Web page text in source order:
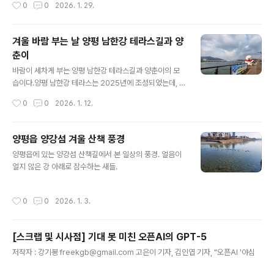
개월이 경과한 날(2026년 8월 중)부터 시행되며, 다만 제2조, 제133조의2부터 제
(2026년 5월 중)부터 시행됩니다. 또한 제125조제4항 및 제5항의 징벌적 손해배
상에 관한 개정규정은 이 법 시행 이후 침해행위가 발생한 경우부터 적용됩니다. ※
아래의 내용은 위 법률안의 내용을 그대로 또는 추가.변경하여 작성되었습니다. [제
안이유] K-콘텐츠의 글로벌..
0 0 2026. 1. 29.
겨울 바람 부는 날 양평 남한강 테라스길과 양
춘이
바람이 세차게 부는 양평 남한강 테라스길과 양춘이의 모
습이다.양평 남한강 테라스는 2025년에 조성되었는데, 강
씨라 한적하지만 남한강, 산, 하늘이 어우러진 풍경을 보면
0 0 2026. 1. 12.
양평읍 양강섬 겨울 산책 풍경
양평읍에 있는 양강섬 산책길에서 본 일상의 풍경. 얼음이
얼지 않은 강 아래로 잠수하는 새들.
0 0 2026. 1. 3.
[스크랩 및 시사점] 기대 못 미친 오픈AI의 GPT-5
저작자 : 강기봉 freekgb@gmail.com 고은이 기자, 김인엽 기자, "오픈AI '야심